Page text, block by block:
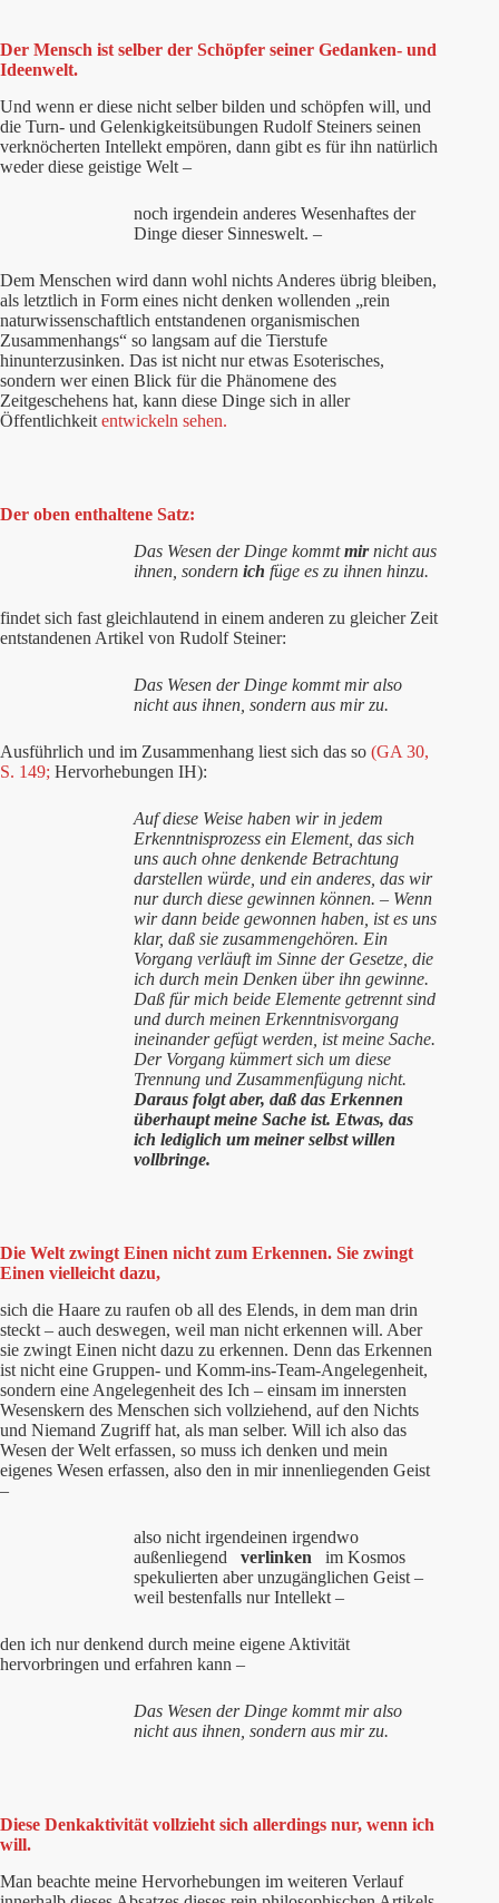
Der Mensch ist selber der Schöpfer seiner Gedanken- und
Ideenwelt.
Und wenn er diese nicht selber bilden und schöpfen will, und
die Turn- und Gelenkigkeitsübungen Rudolf Steiners seinen
verknöcherten Intellekt empören, dann gibt es für ihn natürlich
weder diese geistige Welt –
noch irgendein anderes Wesenhaftes der
Dinge dieser Sinneswelt. –
Dem Menschen wird dann wohl nichts Anderes übrig bleiben,
als letztlich in Form eines nicht denken wollenden „rein
naturwissenschaftlich entstandenen organismischen
Zusammenhangs“ so langsam auf die Tierstufe
hinunterzusinken. Das ist nicht nur etwas Esoterisches,
sondern wer einen Blick für die Phänomene des
Zeitgeschehens hat, kann diese Dinge sich in aller
Öffentlichkeit entwickeln sehen.
Der oben enthaltene Satz:
Das Wesen der Dinge kommtmirnicht aus
ihnen, sondern ich füge es zu ihnen hinzu.
findet sich fast gleichlautend in einem anderen zu gleicher Zeit
entstandenen Artikel von Rudolf Steiner:
Das Wesen der Dinge kommt mir also
nicht aus ihnen, sondern aus mir zu.
Ausführlich und im Zusammenhang liest sich das so (GA 30,
S. 149; Hervorhebungen IH):
Auf diese Weise haben wir in jedem
Erkenntnisprozess ein Element, das sich
uns auch ohne denkende Betrachtung
darstellen würde, und ein anderes, das wir
nur durch diese gewinnen können. – Wenn
wir dann beide gewonnen haben, ist es uns
klar, daß sie zusammengehören. Ein
Vorgang verläuft im Sinne der Gesetze, die
ich durch mein Denken über ihn gewinne.
Daß für mich beide Elemente getrennt sind
und durch meinen Erkenntnisvorgang
ineinander gefügt werden, ist meine Sache.
Der Vorgang kümmert sich um diese
Trennung und Zusammenfügung nicht.
Daraus folgt aber, daß das Erkennen
überhaupt meine Sache ist. Etwas, das
ich lediglich um meiner selbst willen
vollbringe.
Die Welt zwingt Einen nicht zum Erkennen. Sie zwingt
Einen vielleicht dazu,
sich die Haare zu raufen ob all des Elends, in dem man drin
steckt – auch deswegen, weil man nicht erkennen will. Aber
sie zwingt Einen nicht dazu zu erkennen. Denn das Erkennen
ist nicht eine Gruppen- und Komm-ins-Team-Angelegenheit,
sondern eine Angelegenheit des Ich – einsam im innersten
Wesenskern des Menschen sich vollziehend, auf den Nichts
und Niemand Zugriff hat, als man selber. Will ich also das
Wesen der Welt erfassen, so muss ich denken und mein
eigenes Wesen erfassen, also den in mir innenliegenden Geist
–
also nicht irgendeinen irgendwo
außenliegend
verlinken
im Kosmos
spekulierten aber unzugänglichen Geist –
weil bestenfalls nur Intellekt –
den ich nur denkend durch meine eigene Aktivität
hervorbringen und erfahren kann –
Das Wesen der Dinge kommt mir also
nicht aus ihnen, sondern aus mirzu.
Diese Denkaktivität vollzieht sich allerdings nur, wenn ich
will.
Man beachte meine Hervorhebungen im weiteren Verlauf